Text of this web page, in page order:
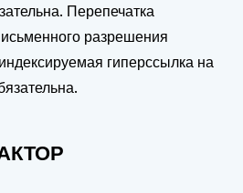
Перепечатка
разрешения
гиперссылка на